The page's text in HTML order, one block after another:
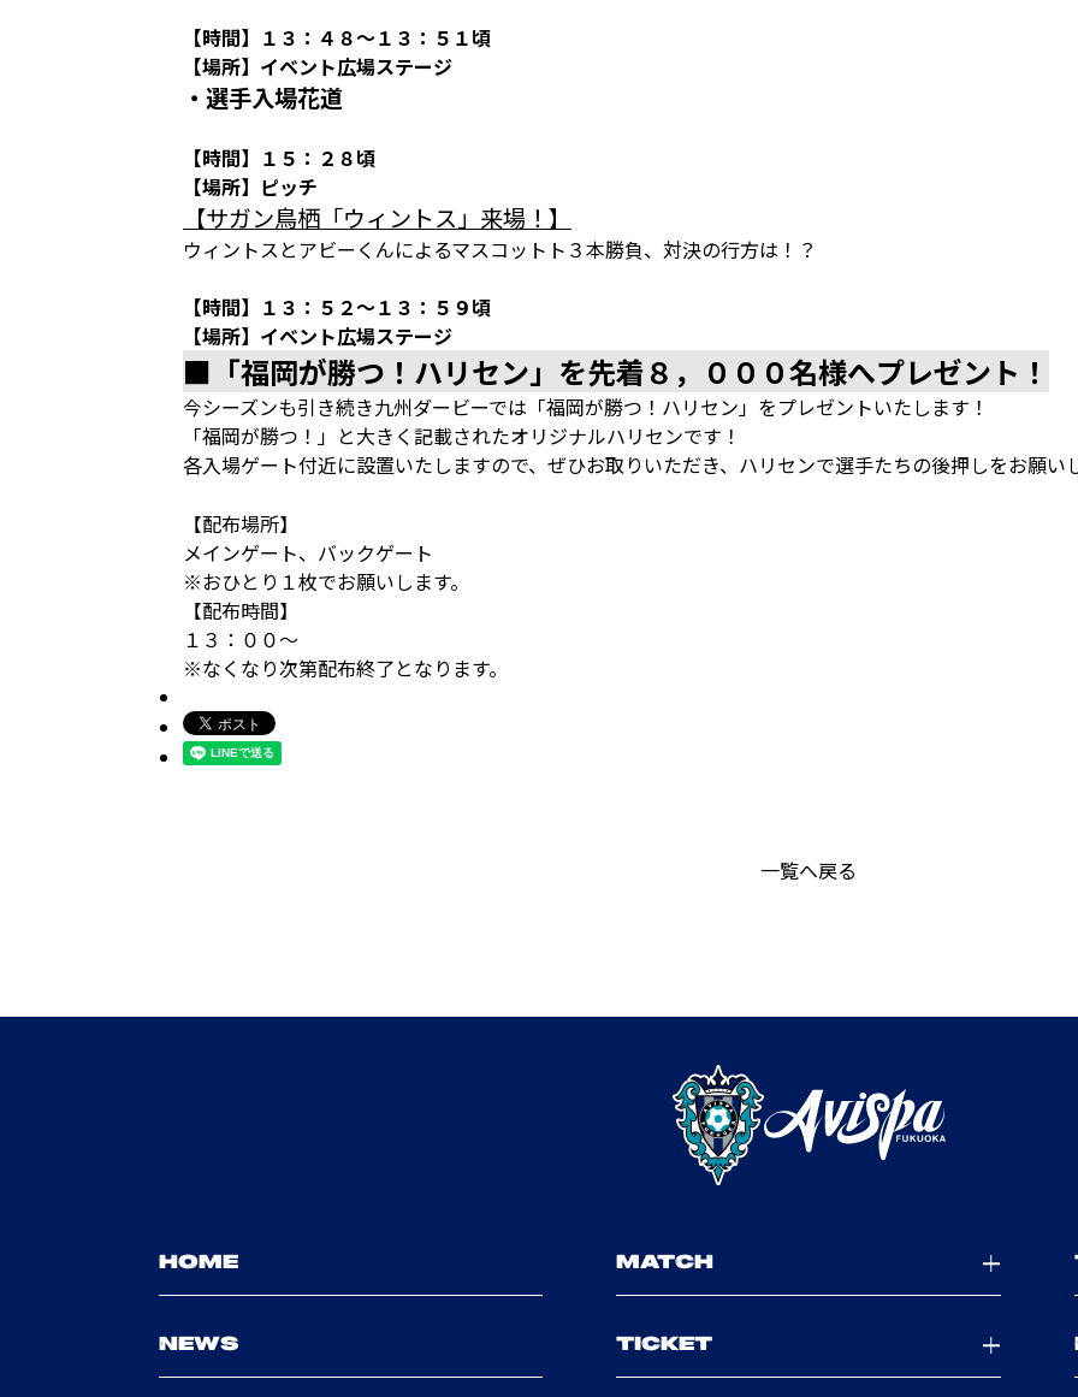
【時間】１３：４８～１３：５１頃
【場所】イベント広場ステージ
・選手入場花道
【時間】１５：２８頃
【場所】ピッチ
【サガン鳥栖「ウィントス」来場！】
ウィントスとアビーくんによるマスコットト３本勝負、対決の行方は！？
【時間】１３：５２～１３：５９頃
【場所】イベント広場ステージ
■「福岡が勝つ！ハリセン」を先着８，０００名様へプレゼント！
今シーズンも引き続き九州ダービーでは「福岡が勝つ！ハリセン」をプレゼントいたします！
「福岡が勝つ！」と大きく記載されたオリジナルハリセンです！
各入場ゲート付近に設置いたしますので、ぜひお取りいただき、ハリセンで選手たちの後押しをお願い
【配布場所】
メインゲート、バックゲート
※おひとり１枚でお願いします。
【配布時間】
１３：００～
※なくなり次第配布終了となります。
一覧へ戻る
HOME MATCH
NEWS TICKET